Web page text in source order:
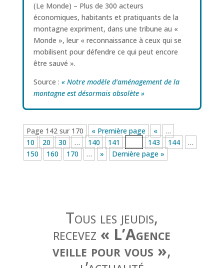
(Le Monde) – Plus de 300 acteurs
économiques, habitants et pratiquants de la
montagne expriment, dans une tribune au «
Monde », leur « reconnaissance à ceux qui se
mobilisent pour défendre ce qui peut encore
être sauvé ».
Source : « Notre modèle d’aménagement de la
montagne est désormais obsolète »
Page 142 sur 170 « Première page «
…
10
20 30 … 140 141 143 144
…
150
160 170 … » Dernière page »
Tous les jeudis,
recevez « L’Agence
veille pour vous »,